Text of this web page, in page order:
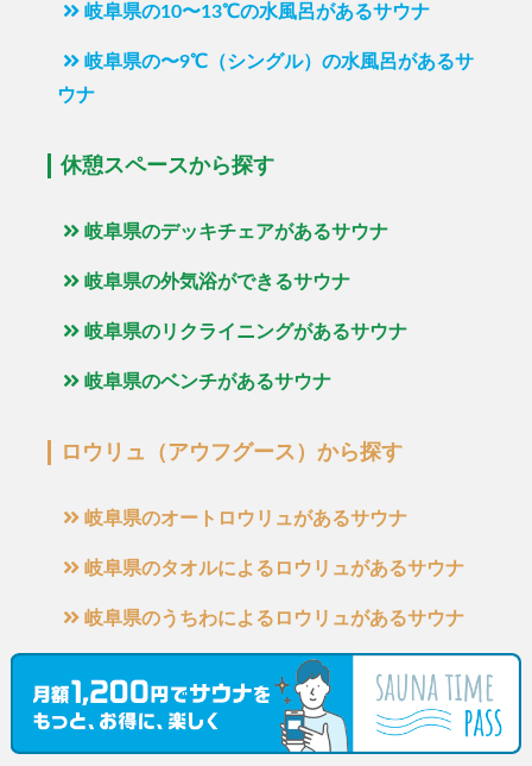
岐阜県の10〜13℃の水風呂があるサウナ
岐阜県の〜9℃（シングル）の水風呂があるサ
ウナ
休憩スペースから探す
岐阜県のデッキチェアがあるサウナ
岐阜県の外気浴ができるサウナ
岐阜県のリクライニングがあるサウナ
岐阜県のベンチがあるサウナ
ロウリュ（アウフグース）から探す
岐阜県のオートロウリュがあるサウナ
岐阜県のタオルによるロウリュがあるサウナ
岐阜県のうちわによるロウリュがあるサウナ
他の地域からサウナを探す